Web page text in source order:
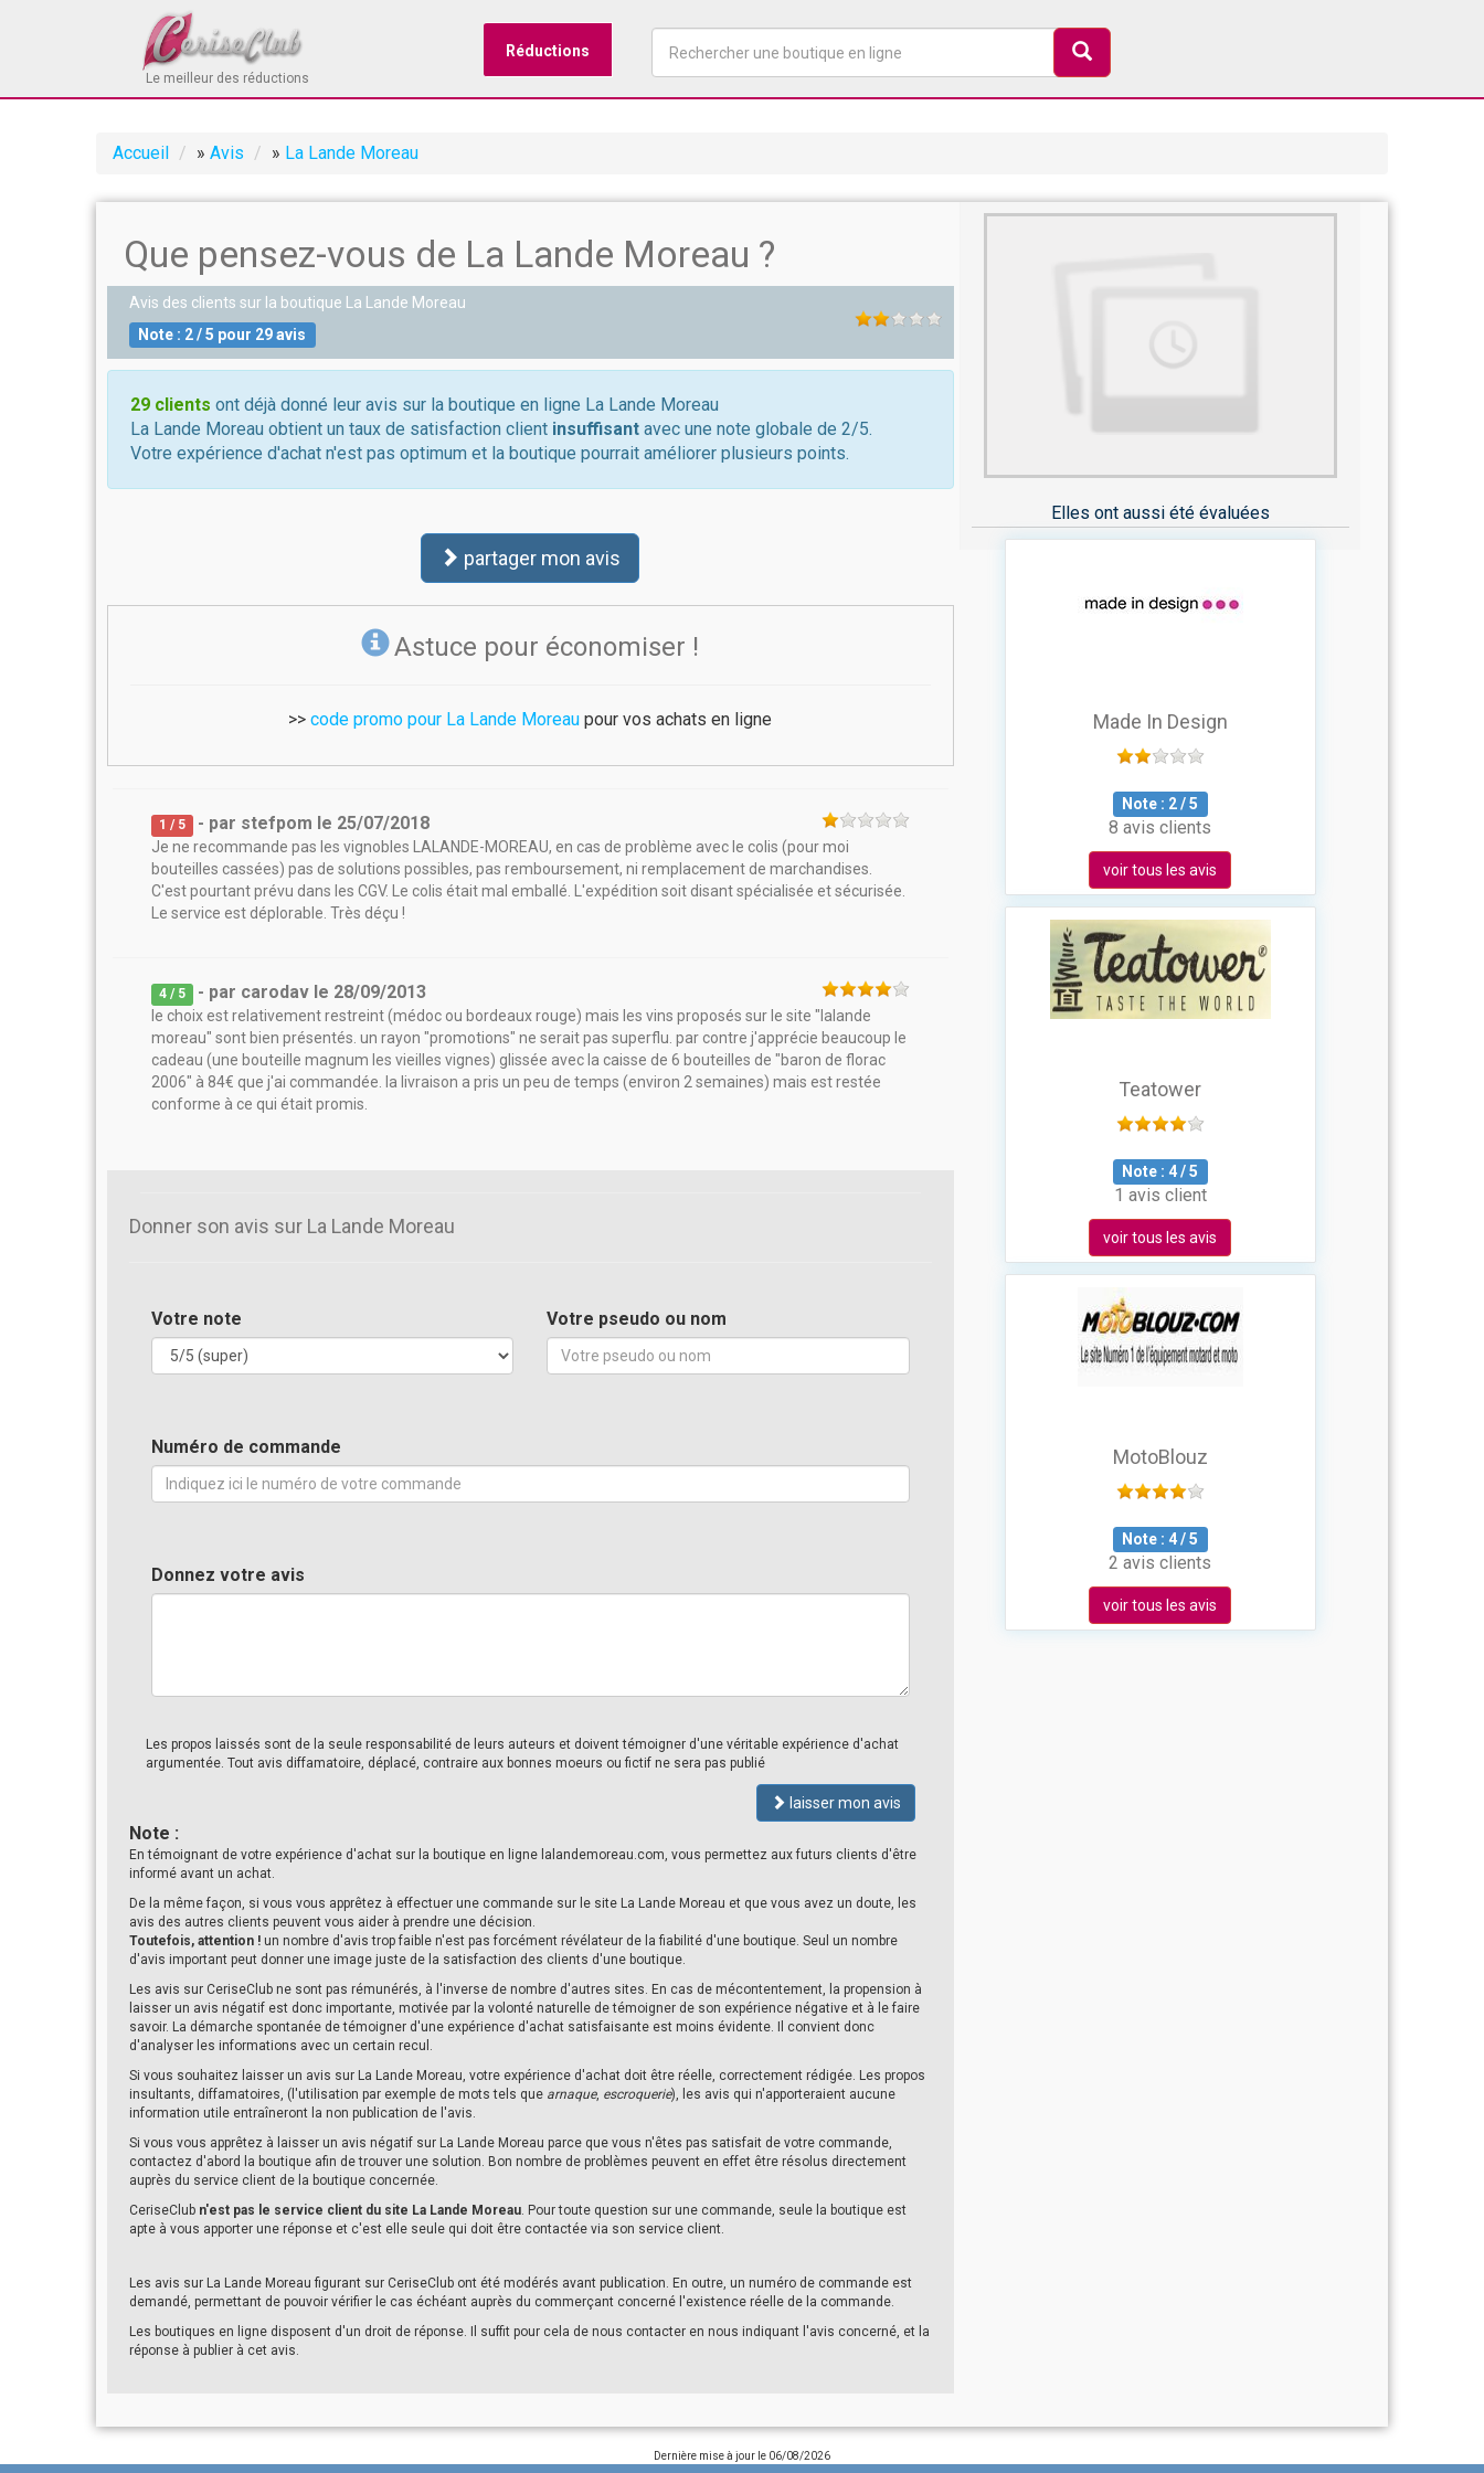
Le meilleur des réductions
Réductions
Accueil » Avis » La Lande Moreau
Que pensez-vous de La Lande Moreau ?
Avis des clients sur la boutique
La Lande Moreau
Note : 2/5 pour 29avis
29 clients ont déjà donné leur avis sur la boutique en ligne La Lande Moreau
La Lande Moreau obtient un taux de satisfaction client insuffisant avec une note globale de 2/5.
Votre expérience d'achat n'est pas optimum et la boutique pourrait améliorer plusieurs points.
partager mon avis
Astuce pour économiser !
>>code promo pour La Lande Moreau pour vos achats en ligne
1 / 5 - par stefpom le 25/07/2018
Je ne recommande pas les vignobles LALANDE-MOREAU, en cas de problème avec le colis (pour moi
bouteilles cassées) pas de solutions possibles, pas remboursement, ni remplacement de marchandises.
C'est pourtant prévu dans les CGV. Le colis était mal emballé. L'expédition soit disant spécialisée et sécurisée.
Le service est déplorable. Très déçu !
4 / 5 - par carodav le 28/09/2013
le choix est relativement restreint (médoc ou bordeaux rouge) mais les vins proposés sur le site "lalande
moreau" sont bien présentés. un rayon "promotions" ne serait pas superflu. par contre j'apprécie beaucoup le
cadeau (une bouteille magnum les vieilles vignes) glissée avec la caisse de 6 bouteilles de "baron de florac
2006" à 84€ que j'ai commandée. la livraison a pris un peu de temps (environ 2 semaines) mais est restée
conforme à ce qui était promis.
Donner son avis sur La Lande Moreau
Votre note Votre pseudo ou nom
Numéro de commande
Donnez votre avis
Les propos laissés sont de la seule responsabilité de leurs auteurs et doivent témoigner d'une véritable expérience d'achat
argumentée. Tout avis diffamatoire, déplacé, contraire aux bonnes moeurs ou fictif ne sera pas publié
laisser mon avis
Note :
En témoignant de votre expérience d'achat sur la boutique en ligne lalandemoreau.com, vous permettez aux futurs clients d'être
informé avant un achat.
De la même façon, si vous vous apprêtez à effectuer une commande sur le site La Lande Moreau et que vous avez un doute, les
avis des autres clients peuvent vous aider à prendre une décision.
Toutefois, attention ! un nombre d'avis trop faible n'est pas forcément révélateur de la fiabilité d'une boutique. Seul un nombre
d'avis important peut donner une image juste de la satisfaction des clients d'une boutique.
Les avis sur CeriseClub ne sont pas rémunérés, à l'inverse de nombre d'autres sites. En cas de mécontentement, la propension à
laisser un avis négatif est donc importante, motivée par la volonté naturelle de témoigner de son expérience négative et à le faire
savoir. La démarche spontanée de témoigner d'une expérience d'achat satisfaisante est moins évidente. Il convient donc
d'analyser les informations avec un certain recul.
Si vous souhaitez laisser un avis sur La Lande Moreau, votre expérience d'achat doit être réelle, correctement rédigée. Les propos
insultants, diffamatoires, (l'utilisation par exemple de mots tels que arnaque, escroquerie), les avis qui n'apporteraient aucune
information utile entraîneront la non publication de l'avis.
Si vous vous apprêtez à laisser un avis négatif sur La Lande Moreau parce que vous n'êtes pas satisfait de votre commande,
contactez d'abord la boutique afin de trouver une solution. Bon nombre de problèmes peuvent en effet être résolus directement
auprès du service client de la boutique concernée.
CeriseClub n'est pas le service client du site La Lande Moreau. Pour toute question sur une commande, seule la boutique est
apte à vous apporter une réponse et c'est elle seule qui doit être contactée via son service client.
Les avis sur La Lande Moreau figurant sur CeriseClub ont été modérés avant publication. En outre, un numéro de commande est
demandé, permettant de pouvoir vérifier le cas échéant auprès du commerçant concerné l'existence réelle de la commande.
Les boutiques en ligne disposent d'un droit de réponse. Il suffit pour cela de nous contacter en nous indiquant l'avis concerné, et la
réponse à publier à cet avis.
Elles ont aussi été évaluées
Made In Design
Note : 2/5
8 avis clients
voir tous les avis
Teatower
Note : 4/5
1 avis client
voir tous les avis
MotoBlouz
Note : 4/5
2 avis clients
voir tous les avis
Dernière mise à jour le 06/08/2026